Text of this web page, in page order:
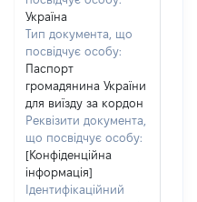
Україна
Тип документа, що
посвідчує особу:
Паспорт
громадянина України
для виїзду за кордон
Реквізити документа,
що посвідчує особу:
[Конфіденційна
інформація]
Ідентифікаційний